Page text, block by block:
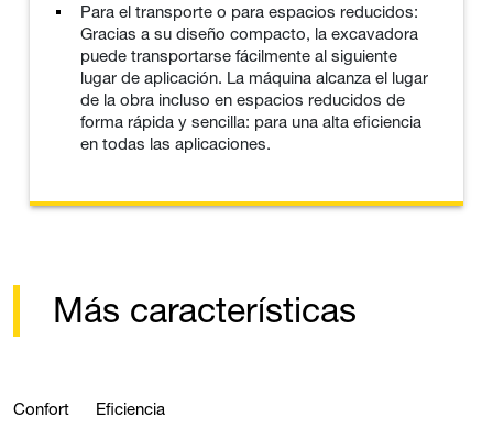
Para el transporte o para espacios reducidos:
Gracias a su diseño compacto, la excavadora
puede transportarse fácilmente al siguiente
lugar de aplicación. La máquina alcanza el lugar
de la obra incluso en espacios reducidos de
forma rápida y sencilla: para una alta eficiencia
en todas las aplicaciones.
Más características
Confort Eficiencia